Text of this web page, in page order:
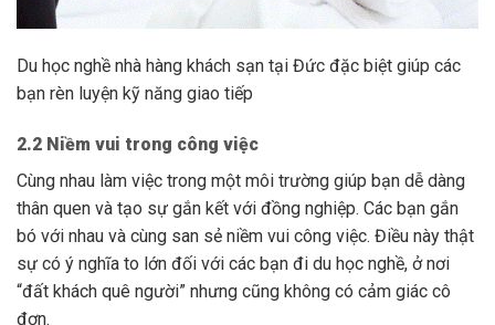
Du học nghề nhà hàng khách sạn tại Đức đặc biệt giúp các
bạn rèn luyện kỹ năng giao tiếp
2.2 Niềm vui trong công việc
Cùng nhau làm việc trong một môi trường giúp bạn dễ dàng
thân quen và tạo sự gắn kết với đồng nghiệp. Các bạn gắn
bó với nhau và cùng san sẻ niềm vui công việc. Điều này thật
sự có ý nghĩa to lớn đối với các bạn đi du học nghề, ở nơi
“đất khách quê người” nhưng cũng không có cảm giác cô
đơn.